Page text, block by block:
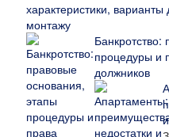
характеристики, варианты
монтажу
процедуры и
должников